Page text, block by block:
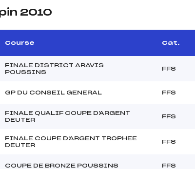
2010
Course Cat.
FINALE DISTRICT ARAVIS
POUSSINS
FFS
GP DU CONSEIL GENERAL FFS
FINALE QUALIF COUPE D'ARGENT
DEUTER
FFS
FINALE COUPE D'ARGENT TROPHEE
DEUTER
FFS
COUPE DE BRONZE POUSSINS FFS